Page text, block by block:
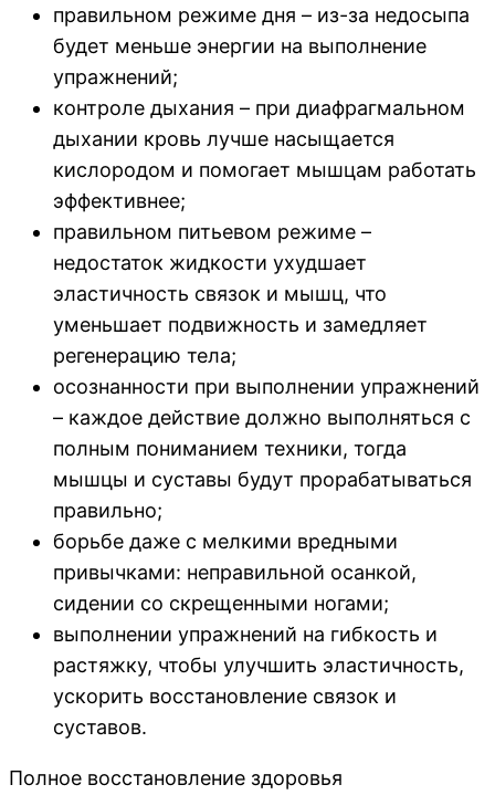
правильном режиме дня – из-за недосыпа
будет меньше энергии на выполнение
упражнений;
контроле дыхания – при диафрагмальном
дыхании кровь лучше насыщается
кислородом и помогает мышцам работать
эффективнее;
правильном питьевом режиме –
недостаток жидкости ухудшает
эластичность связок и мышц, что
уменьшает подвижность и замедляет
регенерацию тела;
осознанности при выполнении упражнений
– каждое действие должно выполняться с
полным пониманием техники, тогда
мышцы и суставы будут прорабатываться
правильно;
борьбе даже с мелкими вредными
привычками: неправильной осанкой,
сидении со скрещенными ногами;
выполнении упражнений на гибкость и
растяжку, чтобы улучшить эластичность,
ускорить восстановление связок и
суставов.
Полное восстановление здоровья